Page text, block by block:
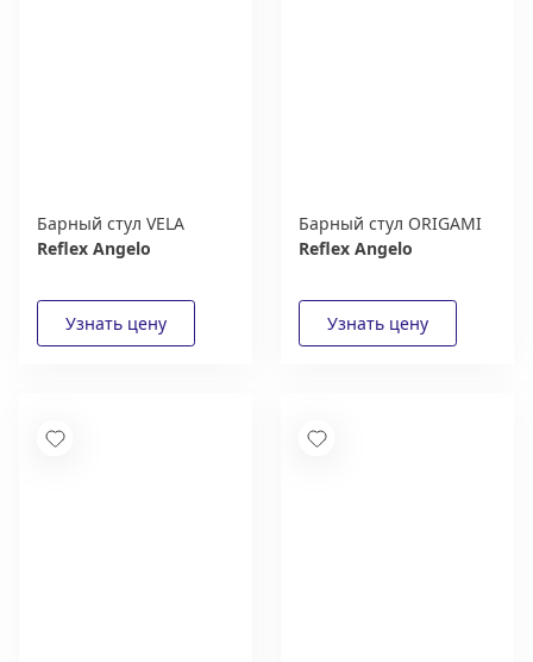
Барный стул VELA
Reflex Angelo
Барный стул ORIGAMI
Reflex Angelo